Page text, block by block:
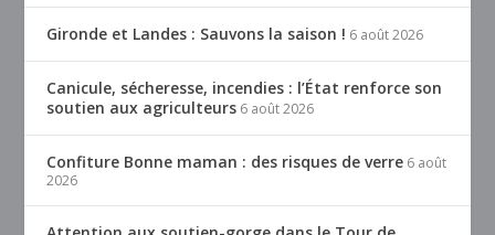
Gironde et Landes : Sauvons la saison ! 6 août 2026
Canicule, sécheresse, incendies : l’État renforce son
soutien aux agriculteurs 6 août 2026
Confiture Bonne maman : des risques de verre 6 août
2026